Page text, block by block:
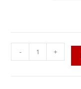
- +